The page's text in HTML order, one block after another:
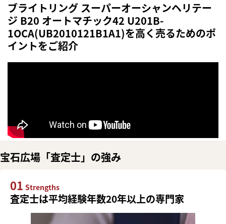
ブライトリング スーパーオーシャンヘリテー
ジ B20 オートマチック42 U201B-
1OCA(UB2010121B1A1)を高く売るためのポ
イントをご紹介
宝石広場「査定士」の強み
01 Strengths
査定士は平均経験年数20年以上の専門家